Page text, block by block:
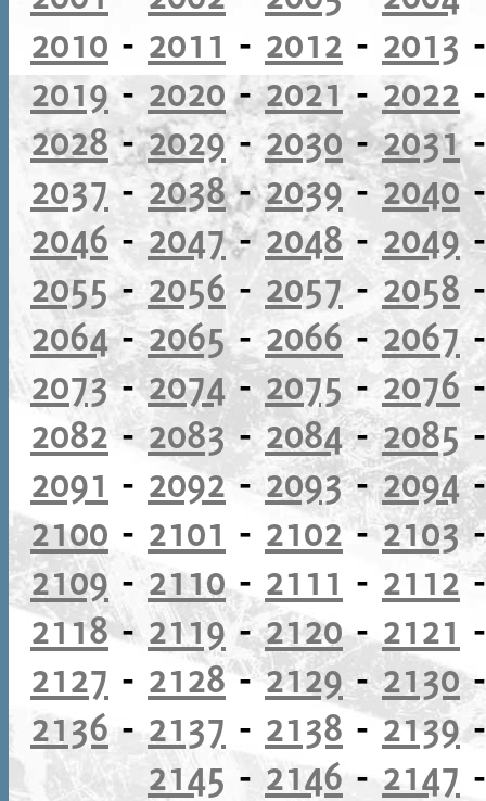
2010 - 2011 - 2012 - 2013
2019-2020-2021- 2022
2028-2029-2030-2031
2037 - 2038-2039-2040
2046 - 2047-2048- 2049
2055- 2056 - 2057 - 2058
2064-2065-2066-2067
2073-2074-2075 -2076
2082 - 2083-2084-2085
2091 - 2092- 2093-2094
2100 - 2101 - 2102-2103
2109 - 2110- 2111 - 2112
2118- 2119-2120- 2121
2127 - 2128-2129-2130
2136 - 2137 - 2138 -2139
2145 - 2146 - 2147